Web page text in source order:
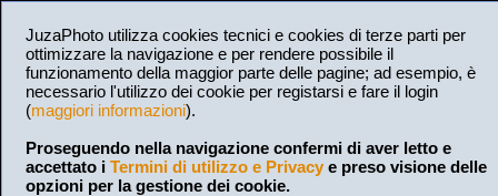
JuzaPhoto utilizza cookies tecnici e cookies di terze parti per
ottimizzare la navigazione e per rendere possibile il
funzionamento della maggior parte delle pagine; ad esempio, è
necessario l'utilizzo dei cookie per registarsi e fare il login
(maggiori informazioni).
Proseguendo nella navigazione confermi di aver letto e
accettato i Termini di utilizzo e Privacy e preso visione delle
opzioni per la gestione dei cookie.